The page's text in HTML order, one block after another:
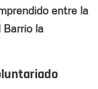
entre la
Barrio la